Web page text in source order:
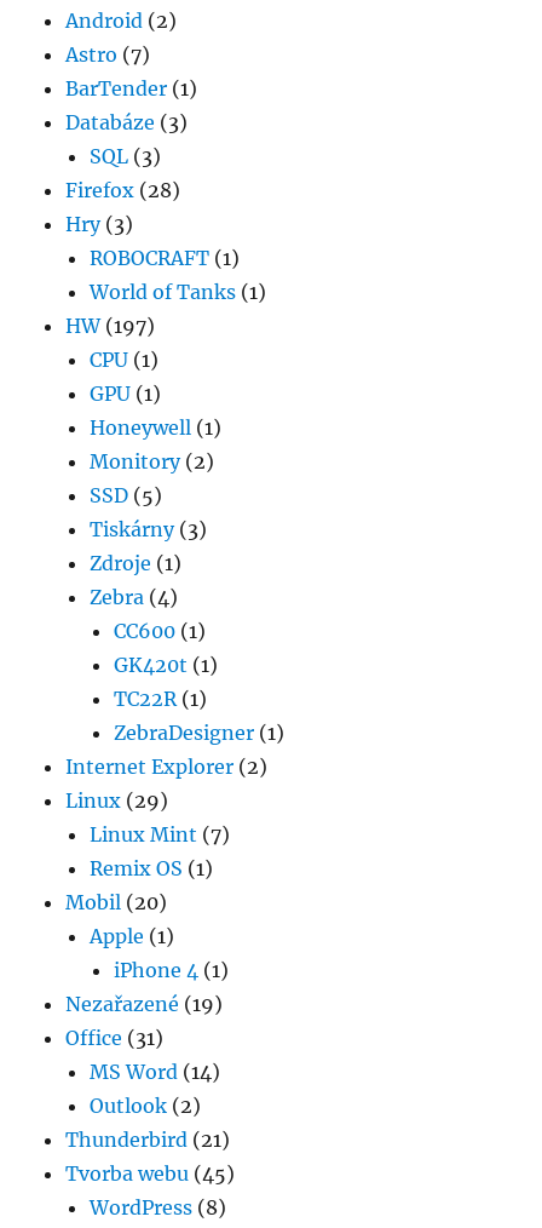
Android (2)
Astro (7)
BarTender (1)
Databáze (3)
SQL (3)
Firefox (28)
Hry(3)
ROBOCRAFT (1)
World of Tanks (1)
HW(197)
CPU (1)
GPU (1)
Honeywell (1)
Monitory(2)
SSD (5)
Tiskárny(3)
Zdroje (1)
Zebra (4)
CC600 (1)
GK420t (1)
TC22R(1)
ZebraDesigner (1)
Internet Explorer (2)
Linux (29)
Linux Mint (7)
Remix OS (1)
Mobil (20)
Apple (1)
iPhone 4 (1)
Nezařazené (19)
Office (31)
MS Word (14)
Outlook (2)
Thunderbird (21)
Tvorba webu (45)
WordPress (8)